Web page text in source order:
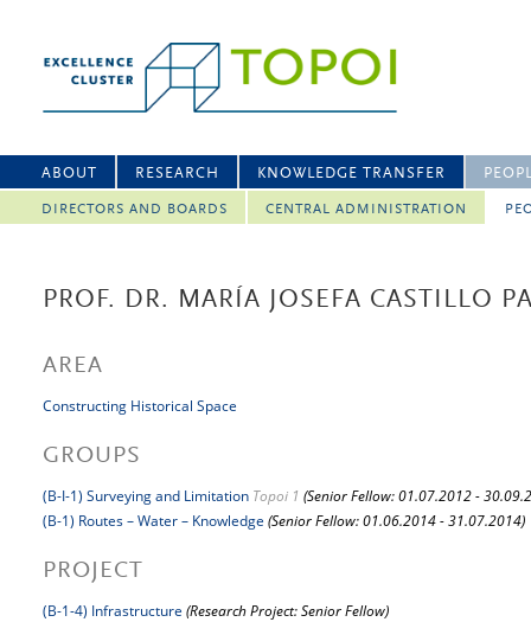
ABOUT RESEARCH KNOWLEDGE TRANSFER
DIRECTORS AND BOARDS CENTRAL ADMINISTRATION
PROF. DR. MARÍA JOSEFA CASTILLO
AREA
Constructing Historical Space
GROUPS
(B-I-1) Surveying and Limitation Topoi 1 (Senior Fellow: 01.07.2012 -
(B-1) Routes – Water – Knowledge (Senior Fellow: 01.06.2014 - 31.07.2014)
PROJECT
(B-1-4) Infrastructure (Research Project: Senior Fellow)